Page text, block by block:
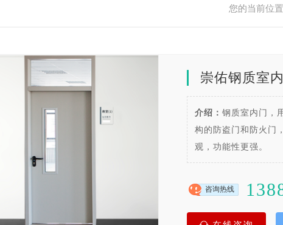
您的当前位置
崇佑钢质室
介绍： 钢质室内门，
构的防盗门和防火门
观，功能性更强。
咨询热线